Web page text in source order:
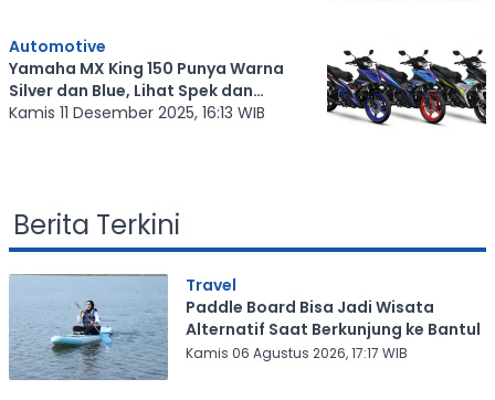
Automotive
Yamaha MX King 150 Punya Warna
Silver dan Blue, Lihat Spek dan
Harganya
Kamis 11 Desember 2025, 16:13 WIB
Berita Terkini
Travel
Paddle Board Bisa Jadi Wisata
Alternatif Saat Berkunjung ke Bantul
Kamis 06 Agustus 2026, 17:17 WIB